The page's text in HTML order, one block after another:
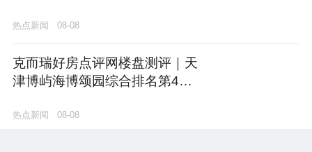
先
热点新闻 08-08
克而瑞好房点评网楼盘测评｜天
津博屿海博颂园综合排名第4
先
热点新闻 08-08